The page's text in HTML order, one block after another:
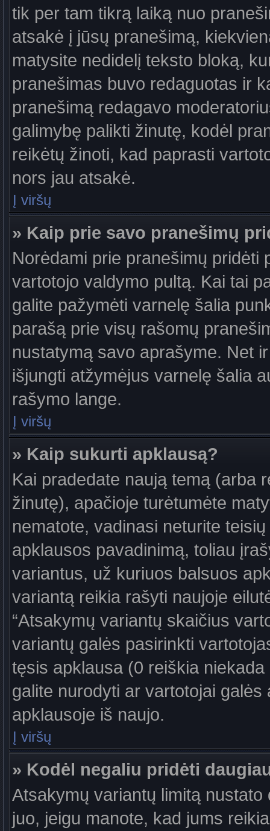
tik per tam tikrą laiką nuo
atsakė į jūsų pranešimą,
matysite nedidelį teksto bloką,
pranešimas buvo redaguotas ir
pranešimą redagavo
galimybę palikti žinutę, kodėl
reikėtų žinoti, kad paprasti
nors jau atsakė.
Į viršų
» Kaip prie savo pranešimų
Norėdami prie pranešimų pridėti
vartotojo valdymo pultą. Kai tai
galite pažymėti varnelę šalia
parašą prie visų rašomų
nustatymą savo aprašyme. Net
išjungti atžymėjus varnelę šalia
rašymo lange.
Į viršų
» Kaip sukurti apklausą?
Kai pradedate naują temą (arba
žinutę), apačioje turėtumėte
nematote, vadinasi neturite
apklausos pavadinimą, toliau
variantus, už kuriuos balsuos
variantą reikia rašyti naujoje
“Atsakymų variantų skaičius
variantų galės pasirinkti
tęsis apklausa (0 reiškia
galite nurodyti ar vartotojai
apklausoje iš naujo.
Į viršų
» Kodėl negaliu pridėti
Atsakymų variantų limitą
juo, jeigu manote, kad jums